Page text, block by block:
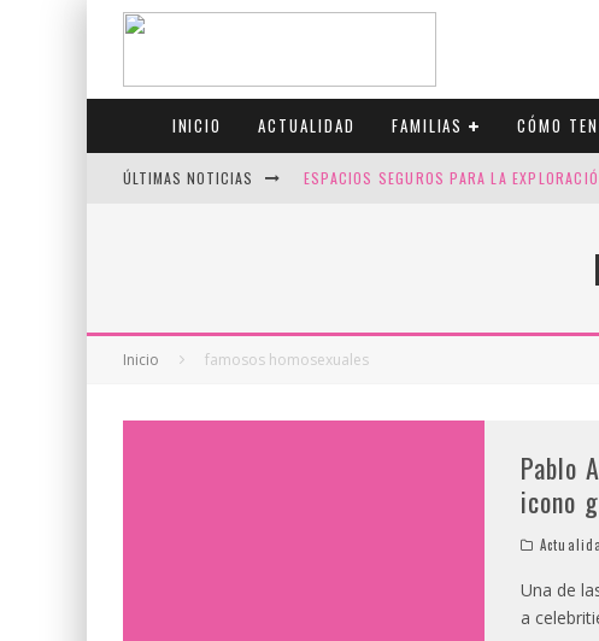
INICIO ACTUALIDAD FAMILIAS CÓMO
ÚLTIMAS NOTICIAS ESPACIOS SEGUROS PARA LA
CANADÁ CELEBRA EL ORGULLO CON
Inicio famosos homosexuales
Pablo
icono
Una de
a